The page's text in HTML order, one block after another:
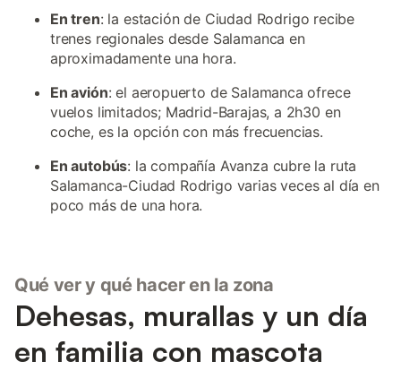
En tren: la estación de Ciudad Rodrigo recibe
trenes regionales desde Salamanca en
aproximadamente una hora.
En avión: el aeropuerto de Salamanca ofrece
vuelos limitados; Madrid-Barajas, a 2h30 en
coche, es la opción con más frecuencias.
En autobús: la compañía Avanza cubre la ruta
Salamanca-Ciudad Rodrigo varias veces al día en
poco más de una hora.
Qué ver y qué hacer en la zona
Dehesas, murallas y un día
en familia con mascota